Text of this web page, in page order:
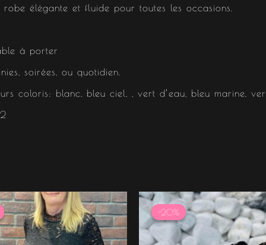
élégante et fluide pour toutes les occasions.
à porter
soirées, ou quotidien.
coloris: blanc, bleu ciel, , vert d’eau, bleu marine,
:
€.
Le
prix
actuel
est :
33.59 €.
-20%
-20%
Le
prix
initial
était :
19.99 €.
Le
prix
actuel
est :
15.99 €.